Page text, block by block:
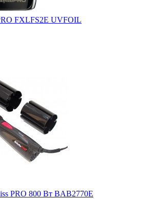
FXLFS2E UVFOIL
PRO 800 Вт BAB2770E